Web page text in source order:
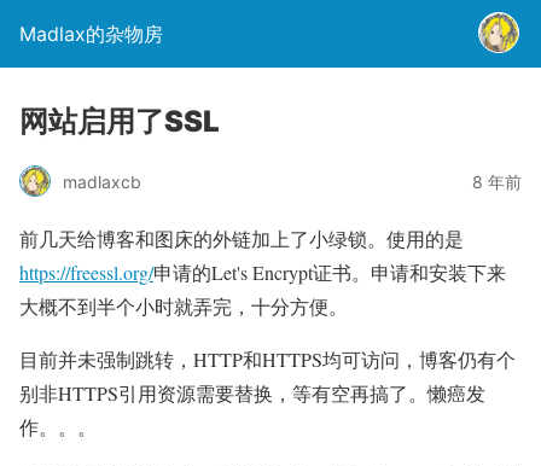
Madlax的杂物房
网站启用了SSL
madlaxcb 8 年前
前几天给博客和图床的外链加上了小绿锁。使用的是
https://freessl.org/申请的Let's Encrypt证书。申请和安装下来
大概不到半个小时就弄完，十分方便。
目前并未强制跳转，HTTP和HTTPS均可访问，博客仍有个
别非HTTPS引用资源需要替换，等有空再搞了。懒癌发
作。。。